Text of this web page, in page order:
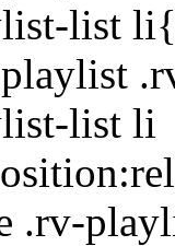
list
list li
.rv-